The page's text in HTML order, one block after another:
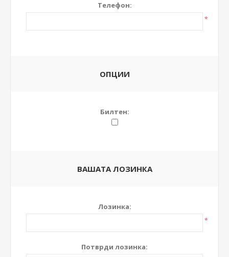
Телефон:
*
ОПЦИИ
Билтен:
ВАШАТА ЛОЗИНКА
Лозинка:
*
Потврди лозинка: